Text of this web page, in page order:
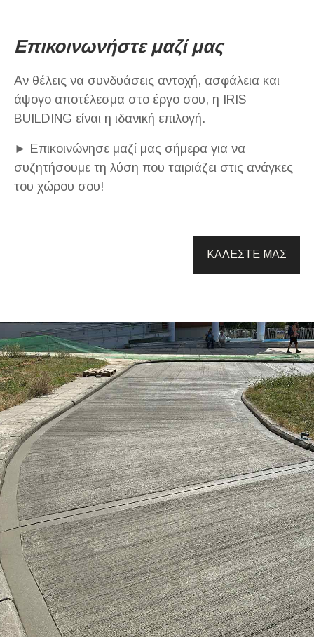
Επικοινωνήστε μαζί μας
Αν θέλεις να συνδυάσεις αντοχή, ασφάλεια και
άψογο αποτέλεσμα στο έργο σου, η IRIS
BUILDING είναι η ιδανική επιλογή.
► Επικοινώνησε μαζί μας σήμερα για να
συζητήσουμε τη λύση που ταιριάζει στις ανάγκες
του χώρου σου!
ΚΑΛΕΣΤΕ ΜΑΣ